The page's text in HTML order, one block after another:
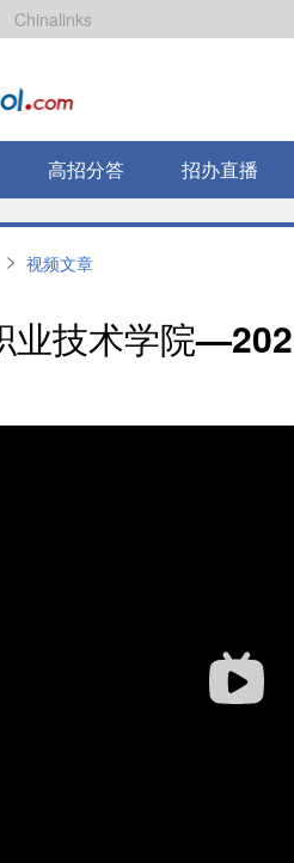
Chinalinks
高招分答 招办直播
视频文章
业技术学院